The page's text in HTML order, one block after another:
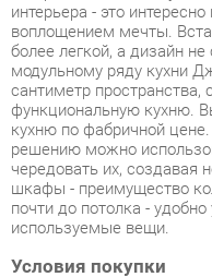
сантиметр пространства,
функциональную кухню.
кухню по фабричной цене.
решению можно
чередовать их, создавая
шкафы - преимущество
почти до потолка - удобно
используемые вещи.
Условия покупки
Благодаря качественным
о характеристиках и
купить товар «Кухонный